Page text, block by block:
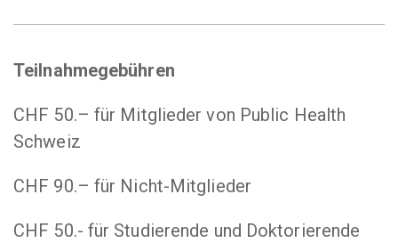
Teilnahmegebühren
CHF 50.– für Mitglieder von Public Health
Schweiz
CHF 90.– für Nicht-Mitglieder
CHF 50.- für Studierende und Doktorierende